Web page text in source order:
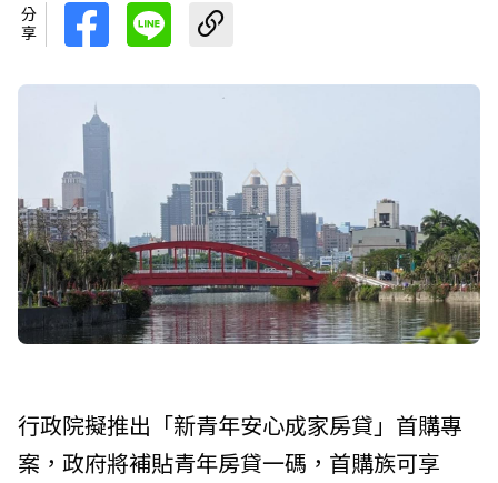
分享
行政院擬推出「新青年安心成家房貸」首購專
案，政府將補貼青年房貸一碼，首購族可享